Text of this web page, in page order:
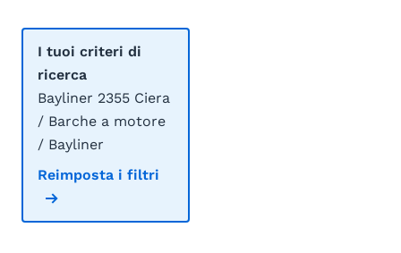
I tuoi criteri di
ricerca
Bayliner 2355 Ciera
/ Barche a motore
/ Bayliner
Reimposta i filtri